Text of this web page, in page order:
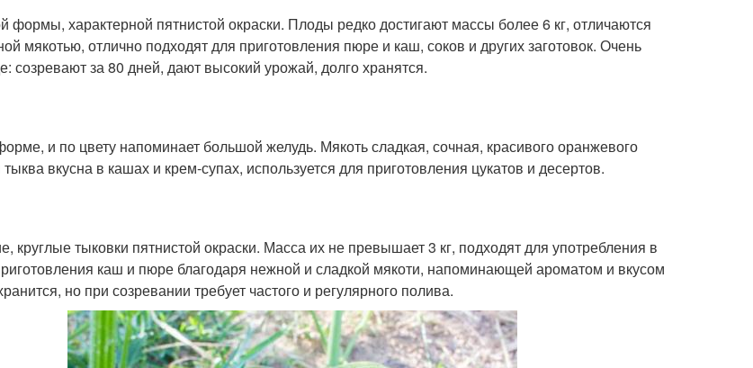
формы, характерной пятнистой окраски. Плоды редко достигают массы более 6 кг, отличаются
мякотью, отлично подходят для приготовления пюре и каш, соков и других заготовок. Очень
созревают за 80 дней, дают высокий урожай, долго хранятся.
и по цвету напоминает большой желудь. Мякоть сладкая, сочная, красивого оранжевого
вкусна в кашах и крем-супах, используется для приготовления цукатов и десертов.
круглые тыковки пятнистой окраски. Масса их не превышает 3 кг, подходят для употребления в
каш и пюре благодаря нежной и сладкой мякоти, напоминающей ароматом и вкусом
но при созревании требует частого и регулярного полива.